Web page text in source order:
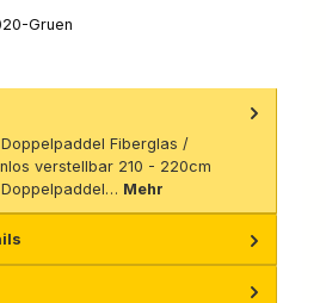
Gruen
Fiberglas /
verstellbar 210 - 220cm
Mehr